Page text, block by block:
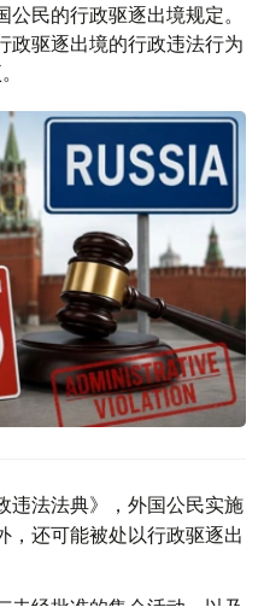
民的行政驱逐出境规定。
政驱逐出境的行政违法行为
违法法典》，外国公民实施
，还可能被处以行政驱逐出
未经批准的集会活动，以及